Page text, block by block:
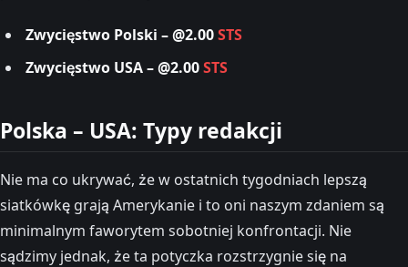
Zwycięstwo Polski – @2.00STS
Zwycięstwo USA – @2.00STS
Polska – USA: Typy redakcji
Nie ma co ukrywać, że w ostatnich tygodniach lepszą
siatkówkę grają Amerykanie i to oni naszym zdaniem są
minimalnym faworytem sobotniej konfrontacji. Nie
sądzimy jednak, że ta potyczka rozstrzygnie się na